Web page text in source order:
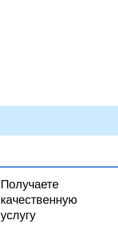
Получаете
качественную
услугу